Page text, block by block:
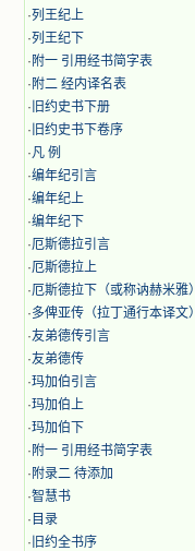
·列王纪上
·列王纪下
· 附一 引用经书简字表
· 附二 经内译名表
· 旧约史书下册
· 旧约史书下卷序
·凡 例
·编年纪引言
·编年纪上
·编年纪下
·厄斯德拉引言
·厄斯德拉上
·厄斯德拉下（或称讷赫米雅）
·多俾亚传（拉丁通行本译文）
·友弟德传引言
·友弟德传
·玛加伯引言
·玛加伯上
·玛加伯下
· 附一 引用经书简字表
· 附录二 待添加
·智慧书
· 目录
· 旧约全书序